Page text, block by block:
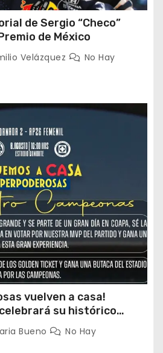
de Sergio “Checo”
de México
Velázquez
No Hay
vuelven a casa!
su histórico
fiesta ante Cruz
Bueno
No Hay